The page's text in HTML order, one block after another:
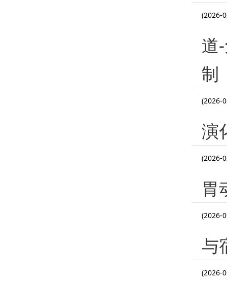
(2026-
道
制
(2026-
演
(2026-
胃
(2026-
与
(2026-